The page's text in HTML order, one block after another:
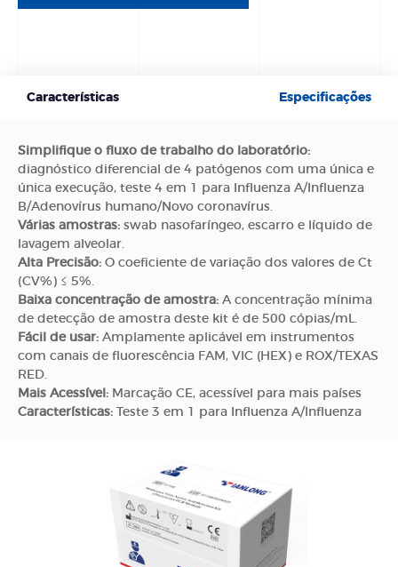
Características Especificações
Simplifique o fluxo de trabalho do laboratório:
diagnóstico diferencial de 4 patógenos com uma única e
única execução, teste 4 em 1 para Influenza A/Influenza
B/Adenovírus humano/Novo coronavírus.
Várias amostras: swab nasofaríngeo, escarro e líquido de
lavagem alveolar.
Alta Precisão: O coeficiente de variação dos valores de Ct
(CV%) ≤ 5%.
Baixa concentração de amostra: A concentração mínima
de detecção de amostra deste kit é de 500 cópias/mL.
Fácil de usar: Amplamente aplicável em instrumentos
com canais de fluorescência FAM, VIC (HEX) e ROX/TEXAS
RED.
Mais Acessível: Marcação CE, acessível para mais países
Características: Teste 3 em 1 para Influenza A/Influenza